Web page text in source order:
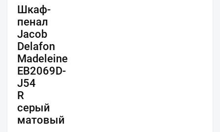
Шкаф-
пенал
Jacob
Delafon
Madeleine
EB2069D-
J54
R
серый
матовый